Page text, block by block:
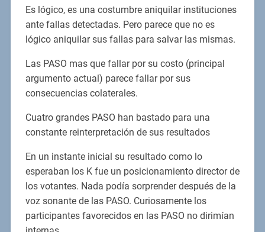
Es lógico, es una costumbre aniquilar instituciones
ante fallas detectadas. Pero parece que no es
lógico aniquilar sus fallas para salvar las mismas.
Las PASO mas que fallar por su costo (principal
argumento actual) parece fallar por sus
consecuencias colaterales.
Cuatro grandes PASO han bastado para una
constante reinterpretación de sus resultados
En un instante inicial su resultado como lo
esperaban los K fue un posicionamiento director de
los votantes. Nada podía sorprender después de la
voz sonante de las PASO. Curiosamente los
participantes favorecidos en las PASO no dirimían